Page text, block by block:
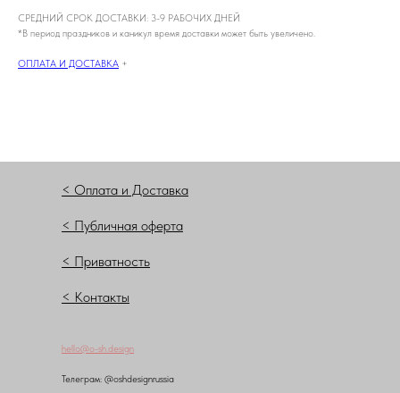
СРЕДНИЙ СРОК ДОСТАВКИ: 3-9 РАБОЧИХ ДНЕЙ
*В период праздников и каникул время доставки может быть увеличено.
ОПЛАТА И ДОСТАВКА +
< Оплата и Доставка
< Публичная оферта
< Приватность
< Контакты
hello@o-sh.design
Teлеграм: @oshdesignrussia